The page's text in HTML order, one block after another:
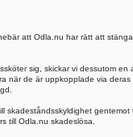
att Odla.nu har rätt att
sig, skickar vi dessutom
när de är uppkopplade via
skadeståndsskyldighet
till Odla.nu skadeslösa.